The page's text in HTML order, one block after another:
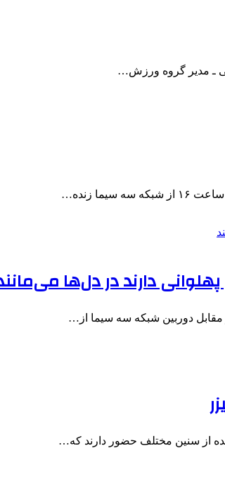
ـ مدیر گروه ورزش…
زنده…
از سنین مختلف حضور دارند که…